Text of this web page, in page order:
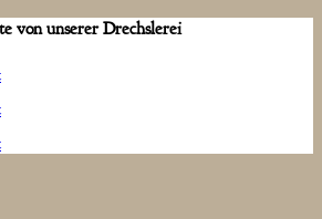
von unserer Drechslerei